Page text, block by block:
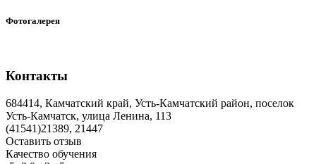
Фотогалерея
Контакты
684414, Камчатский край, Усть-Камчатский район, поселок
Усть-Камчатск, улица Ленина, 113
(41541)21389, 21447
Оставить отзыв
Качество обучения